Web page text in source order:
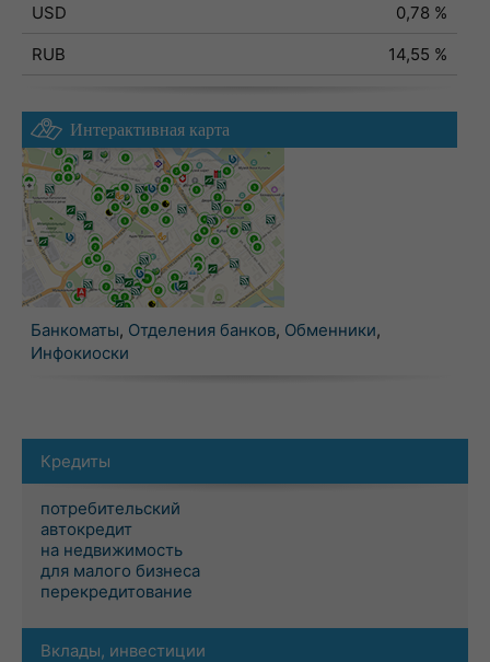
USD
0,78 %
RUB
14,55 %
Интерактивная карта
Банкоматы, Отделения банков, Обменники,
Инфокиоски
Кредиты
потребительский
автокредит
на недвижимость
для малого бизнеса
перекредитование
Вклады, инвестиции